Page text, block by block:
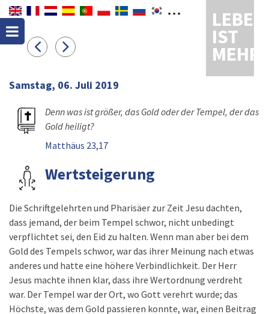
LEBEN
IST
MEHR
Samstag, 06. Juli 2019
Denn was ist größer, das Gold oder der Tempel, der das
Gold heiligt?
Matthäus 23,17
Wertsteigerung
Die Schriftgelehrten und Pharisäer zur Zeit Jesu dachten,
dass jemand, der beim Tempel schwor, nicht unbedingt
verpflichtet sei, den Eid zu halten. Wenn man aber bei dem
Gold des Tempels schwor, war das ihrer Meinung nach etwas
anderes und hatte eine höhere Verbindlichkeit. Der Herr
Jesus machte ihnen klar, dass ihre Wertordnung verdreht
war. Der Tempel war der Ort, wo Gott verehrt wurde; das
Höchste, was dem Gold passieren konnte, war, einen Beitrag